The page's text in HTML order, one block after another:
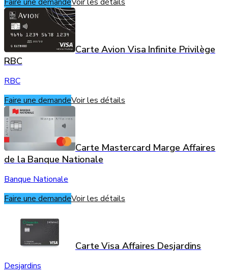
Carte Avion Visa Infinite Privilège
RBC
RBC
Faire une demandeVoir les détails
Carte Mastercard Marge Affaires
de la Banque Nationale
Banque Nationale
Faire une demandeVoir les détails
Carte Visa Affaires Desjardins
Desjardins